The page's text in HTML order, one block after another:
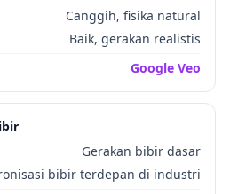
Canggih, fisika natural
Baik, gerakan realistis
Google Veo
Gerakan bibir dasar
bibir terdepan di industri